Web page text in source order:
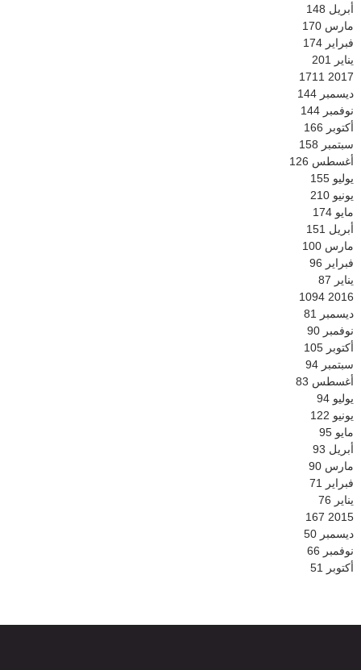
أبريل 148
مارس 170
فبراير 174
يناير 201
2017
1711
ديسمبر 144
نوفمبر 144
أكتوبر 166
سبتمبر 158
أغسطس 126
يوليو 155
يونيو 210
مايو 174
أبريل 151
مارس 100
فبراير 96
يناير 87
2016
1094
ديسمبر 81
نوفمبر 90
أكتوبر 105
سبتمبر 94
أغسطس 83
يوليو 94
يونيو 122
مايو 95
أبريل 93
مارس 90
فبراير 71
يناير 76
2015
167
ديسمبر 50
نوفمبر 66
أكتوبر 51